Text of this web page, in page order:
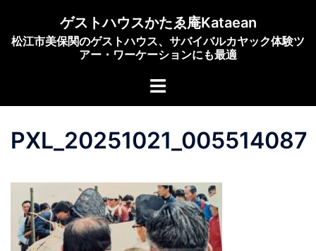
ゲストハウスかたゑ庵Kataean
松江市美保関のゲストハウス、サバイバルカヤック体験ツ
アー・ワーケーションにも最適
ト
メ
ー
PXL_20251021_005514087